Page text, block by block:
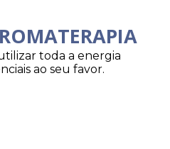
toda a energia
ao seu favor.